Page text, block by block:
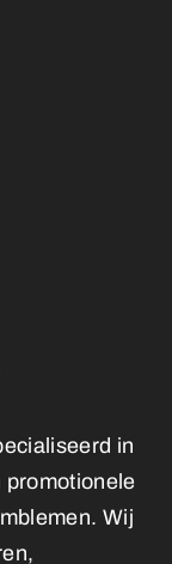
in
promotionele
Wij